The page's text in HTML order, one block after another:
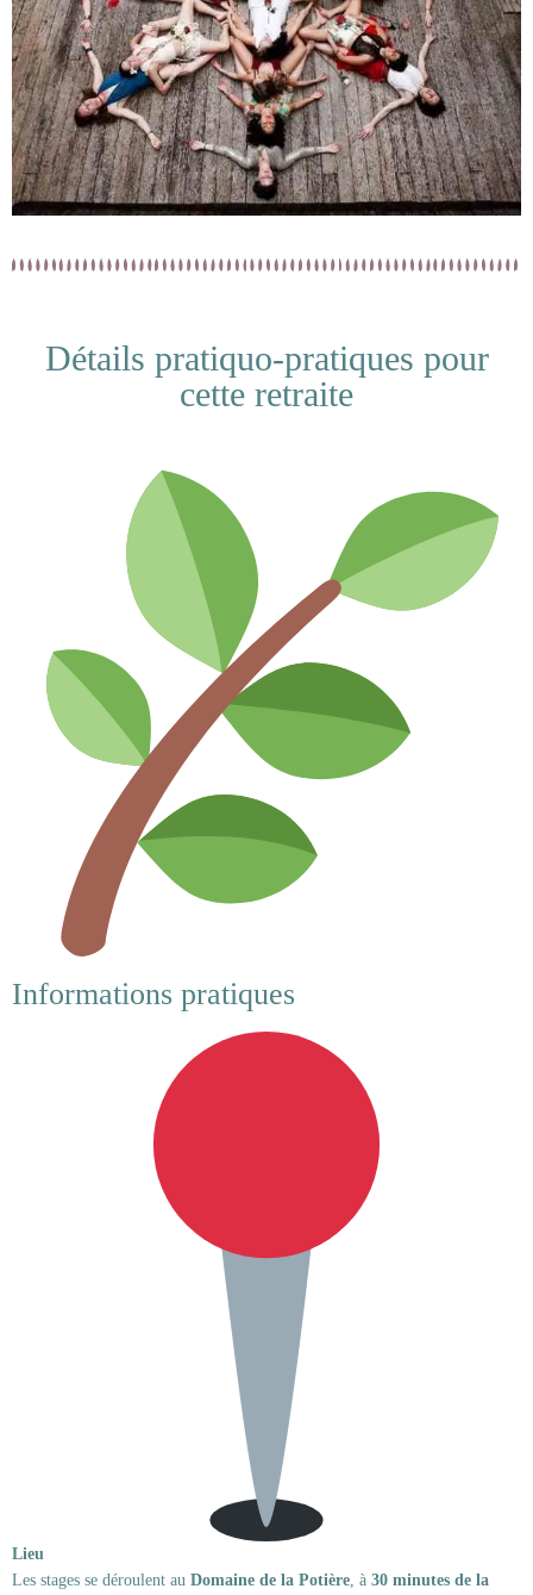
Détails pratiquo-pratiques pour
cette retraite
Informations pratiques
Lieu
Les stages se déroulent au Domaine de la Potière , à 30 minutes de la